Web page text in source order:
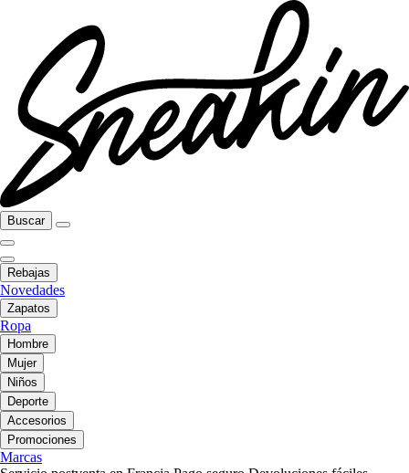
Buscar
Rebajas
Novedades
Zapatos
Ropa
Hombre
Mujer
Niños
Deporte
Accesorios
Promociones
Marcas